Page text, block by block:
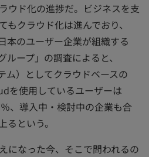
ウド化の進捗だ。ビジネスを支
クラウド化は進んでおり、
本のユーザー企業が組織する
ループ」の調査によると、
ム）としてクラウドベースの
を使用しているユーザーは
、導入中・検討中の企業も合
という。
になった今、そこで問われるの